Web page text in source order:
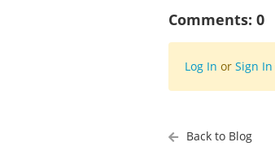
Comments: 0
Log In or Sign In
Back to Blog